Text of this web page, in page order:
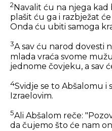
2 Navalit ću na njega
plašit ću ga i razbježat
Onda ću ubiti samoga
3A sav ću narod dovesti
mlada vraća svome
jednome čovjeku, a sav
4Svidje se to Abšalomu i
Izraelovim.
5Ali Abšalom reče:
da čujemo što će nam